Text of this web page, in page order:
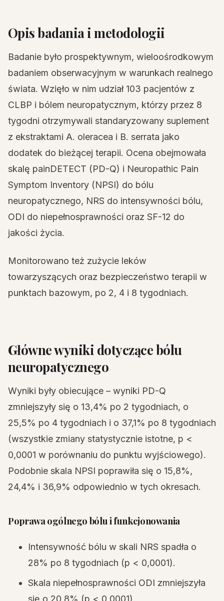
Opis badania i metodologii
Badanie było prospektywnym, wieloośrodkowym
badaniem obserwacyjnym w warunkach realnego
świata. Wzięło w nim udział 103 pacjentów z
CLBP i bólem neuropatycznym, którzy przez 8
tygodni otrzymywali standaryzowany suplement
z ekstraktami A. oleracea i B. serrata jako
dodatek do bieżącej terapii. Ocena obejmowała
skalę painDETECT (PD-Q) i Neuropathic Pain
Symptom Inventory (NPSI) do bólu
neuropatycznego, NRS do intensywności bólu,
ODI do niepełnosprawności oraz SF-12 do
jakości życia.
Monitorowano też zużycie leków
towarzyszących oraz bezpieczeństwo terapii w
punktach bazowym, po 2, 4 i 8 tygodniach.
Główne wyniki dotyczące bólu
neuropatycznego
Wyniki były obiecujące – wyniki PD-Q
zmniejszyły się o 13,4% po 2 tygodniach, o
25,5% po 4 tygodniach i o 37,1% po 8 tygodniach
(wszystkie zmiany statystycznie istotne, p <
0,0001 w porównaniu do punktu wyjściowego).
Podobnie skala NPSI poprawiła się o 15,8%,
24,4% i 36,9% odpowiednio w tych okresach.
Poprawa ogólnego bólu i funkcjonowania
Intensywność bólu w skali NRS spadła o
28% po 8 tygodniach (p < 0,0001).
Skala niepełnosprawności ODI zmniejszyła
się o 20,8% (p < 0,0001).